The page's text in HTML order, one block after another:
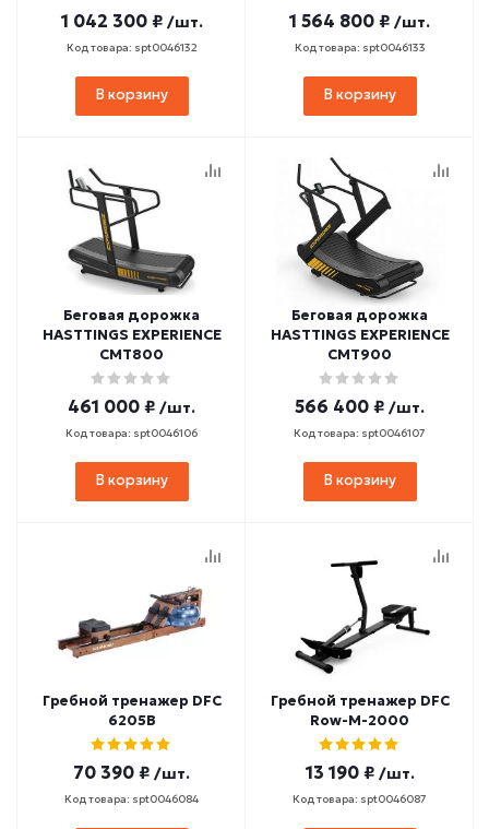
1 042 300 ₽ /шт.
Код товара: spt0046132
В корзину
1 564 800 ₽ /шт.
Код товара: spt0046133
В корзину
Беговая дорожка
HASTTINGS EXPERIENCE
CMT800
461 000 ₽ /шт.
Код товара: spt0046106
В корзину
Беговая дорожка
HASTTINGS EXPERIENCE
CMT900
566 400 ₽ /шт.
Код товара: spt0046107
В корзину
Гребной тренажер DFC
6205B
70 390 ₽ /шт.
Код товара: spt0046084
Гребной тренажер DFC
Row-M-2000
13 190 ₽ /шт.
Код товара: spt0046087